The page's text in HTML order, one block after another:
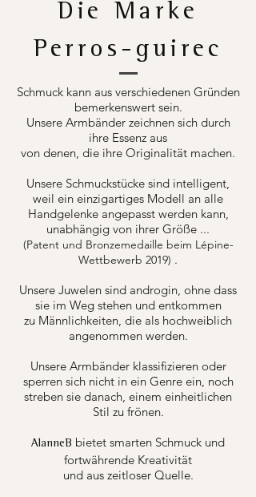
Die Marke
Perros-guirec
Schmuck kann aus verschiedenen Gründen
bemerkenswert sein.
Unsere Armbänder zeichnen sich durch
ihre Essenz aus
von denen, die ihre Originalität machen.
Unsere Schmuckstücke sind intelligent,
weil ein einzigartiges Modell an alle
Handgelenke angepasst werden kann,
unabhängig von ihrer Größe ...
(Patent und Bronzemedaille beim Lépine-
Wettbewerb 2019) .
Unsere Juwelen sind androgin, ohne dass
sie im Weg stehen und entkommen
zu Männlichkeiten, die als hochweiblich
angenommen werden.
Unsere Armbänder klassifizieren oder
sperren sich nicht in ein Genre ein, noch
streben sie danach, einem einheitlichen
Stil zu frönen.
AlanneB bietet smarten Schmuck und
fortwährende Kreativität
und aus zeitloser Quelle.